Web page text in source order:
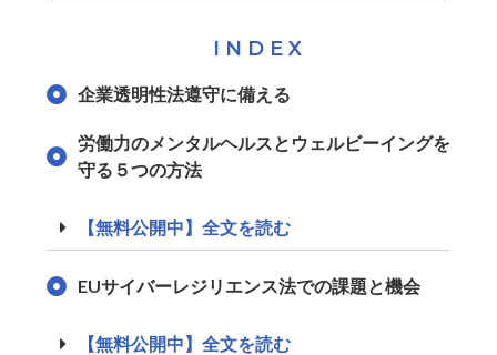
INDEX
企業透明性法遵守に備える
労働力のメンタルヘルスとウェルビーイングを
守る５つの方法
【無料公開中】全文を読む
EUサイバーレジリエンス法での課題と機会
【無料公開中】全文を読む